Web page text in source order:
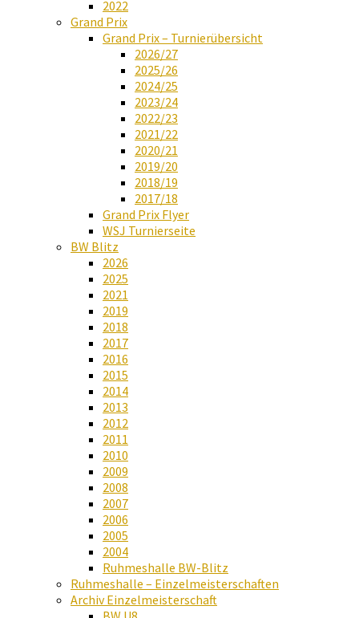
2022
Grand Prix
Grand Prix – Turnierübersicht
2026/27
2025/26
2024/25
2023/24
2022/23
2021/22
2020/21
2019/20
2018/19
2017/18
Grand Prix Flyer
WSJ Turnierseite
BW Blitz
2026
2025
2021
2019
2018
2017
2016
2015
2014
2013
2012
2011
2010
2009
2008
2007
2006
2005
2004
Ruhmeshalle BW-Blitz
Ruhmeshalle – Einzelmeisterschaften
Archiv Einzelmeisterschaft